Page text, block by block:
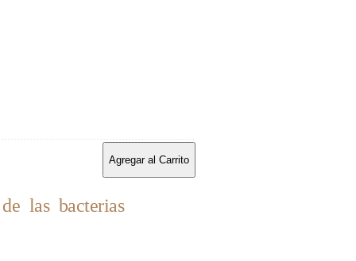
Agregar al Carrito
las bacterias